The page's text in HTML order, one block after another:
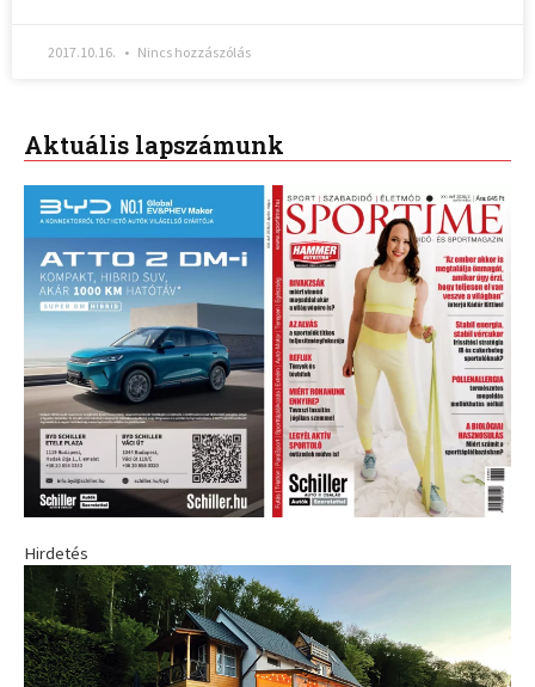
2017.10.16. Nincs hozzászólás
Aktuális lapszámunk
Hirdetés